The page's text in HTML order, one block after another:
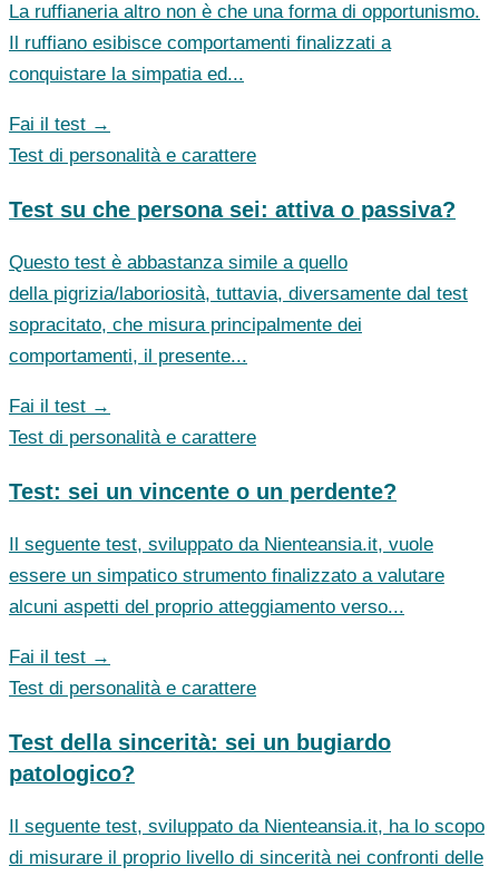
La ruffianeria altro non è che una forma di opportunismo.
Il ruffiano esibisce comportamenti finalizzati a
conquistare la simpatia ed...
Fai il test →
Test di personalità e carattere
Test su che persona sei: attiva o passiva?
Questo test è abbastanza simile a quello
della pigrizia/laboriosità, tuttavia, diversamente dal test
sopracitato, che misura principalmente dei
comportamenti, il presente...
Fai il test →
Test di personalità e carattere
Test: sei un vincente o un perdente?
Il seguente test, sviluppato da Nienteansia.it, vuole
essere un simpatico strumento finalizzato a valutare
alcuni aspetti del proprio atteggiamento verso...
Fai il test →
Test di personalità e carattere
Test della sincerità: sei un bugiardo
patologico?
Il seguente test, sviluppato da Nienteansia.it, ha lo scopo
di misurare il proprio livello di sincerità nei confronti delle